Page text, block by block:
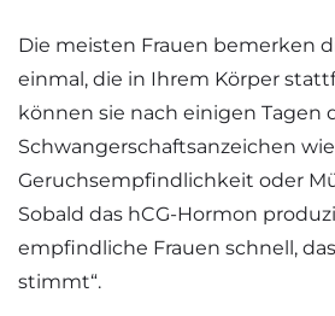
Die meisten Frauen bemerken
einmal, die in Ihrem Körper
können sie nach einigen Tagen
Schwangerschaftsanzeichen wie
Geruchsempfindlichkeit oder
Sobald das hCG-Hormon
empfindliche Frauen schnell,
stimmt“.